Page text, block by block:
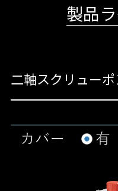
製品
二軸スクリュー